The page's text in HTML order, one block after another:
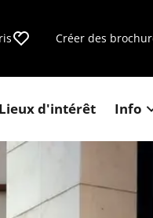
Créer des
Lieux d'intérêt Info